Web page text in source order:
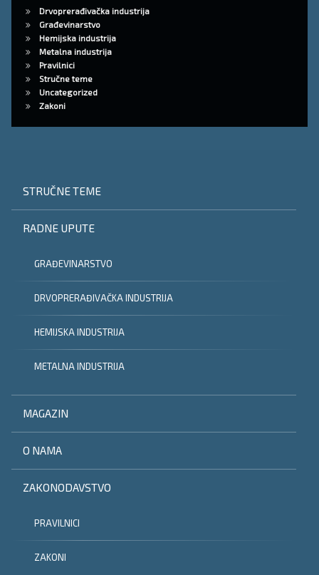
Drvoprerađivačka industrija
Građevinarstvo
Hemijska industrija
Metalna industrija
Pravilnici
Stručne teme
Uncategorized
Zakoni
STRUČNE TEME
RADNE UPUTE
GRAĐEVINARSTVO
DRVOPRERAĐIVAČKA INDUSTRIJA
HEMIJSKA INDUSTRIJA
METALNA INDUSTRIJA
MAGAZIN
O NAMA
ZAKONODAVSTVO
PRAVILNICI
ZAKONI